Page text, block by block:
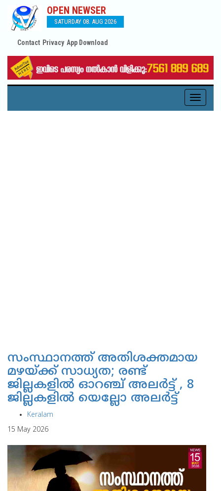
OPEN NEWSER
SATURDAY 08. AUG 2026
Contact Privacy App Download
Toggle
സംസ്ഥാനത്ത് അതിശക്തമായ
മഴയ്ക്ക് സാധ്യത; രണ്ട്
ജില്ലകളില്‍ ഓറഞ്ച് അലര്‍ട്ട് , 8
ജില്ലകളില്‍ യെല്ലോ അലര്‍ട്ട്
Keralam
15 May 2026